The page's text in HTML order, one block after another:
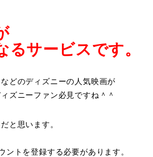
サービスです。
どのディズニーの人気映画が
ズニーファン必見ですね＾＾
と思います。
トを登録する必要があります。